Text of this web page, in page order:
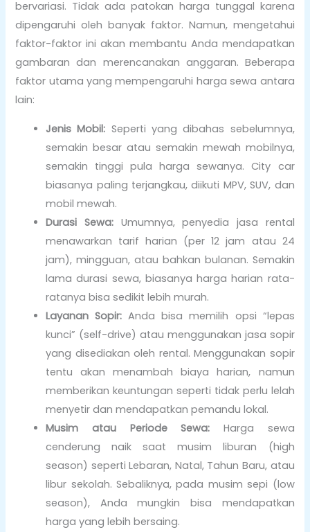
bervariasi. Tidak ada patokan harga tunggal karena
dipengaruhi oleh banyak faktor. Namun, mengetahui
faktor-faktor ini akan membantu Anda mendapatkan
gambaran dan merencanakan anggaran. Beberapa
faktor utama yang mempengaruhi harga sewa antara
lain:
Jenis Mobil: Seperti yang dibahas sebelumnya,
semakin besar atau semakin mewah mobilnya,
semakin tinggi pula harga sewanya. City car
biasanya paling terjangkau, diikuti MPV, SUV, dan
mobil mewah.
Durasi Sewa:Umumnya, penyedia jasa rental
menawarkan tarif harian (per 12 jam atau 24
jam), mingguan, atau bahkan bulanan. Semakin
lama durasi sewa, biasanya harga harian rata-
ratanya bisa sedikit lebih murah.
Layanan Sopir: Anda bisa memilih opsi “lepas
kunci” (self-drive) atau menggunakan jasa sopir
yang disediakan oleh rental. Menggunakan sopir
tentu akan menambah biaya harian, namun
memberikan keuntungan seperti tidak perlu lelah
menyetir dan mendapatkan pemandu lokal.
Musim atau Periode Sewa: Harga sewa
cenderung naik saat musim liburan (high
season) seperti Lebaran, Natal, Tahun Baru, atau
libur sekolah. Sebaliknya, pada musim sepi (low
season), Anda mungkin bisa mendapatkan
harga yang lebih bersaing.